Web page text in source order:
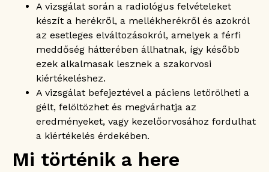
A vizsgálat során a radiológus felvételeket
készít a herékről, a mellékherékről és azokról
az esetleges elváltozásokról, amelyek a férfi
meddőség hátterében állhatnak, így később
ezek alkalmasak lesznek a szakorvosi
kiértékeléshez.
A vizsgálat befejeztével a páciens letörölheti a
gélt, felöltözhet és megvárhatja az
eredményeket, vagy kezelőorvosához fordulhat
a kiértékelés érdekében.
Mi történik a here